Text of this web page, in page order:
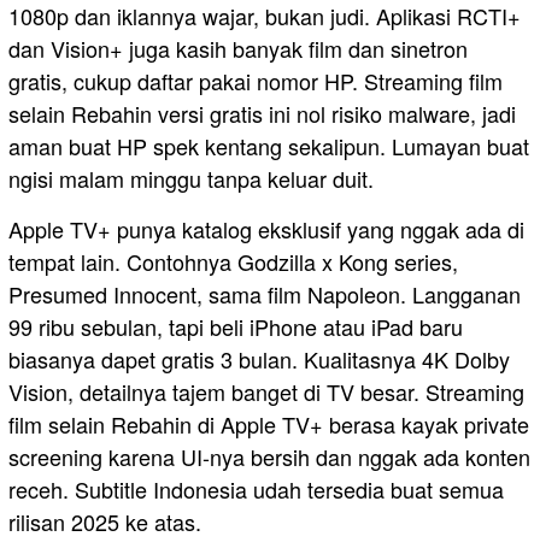
1080p dan iklannya wajar, bukan judi. Aplikasi RCTI+
dan Vision+ juga kasih banyak film dan sinetron
gratis, cukup daftar pakai nomor HP. Streaming film
selain Rebahin versi gratis ini nol risiko malware, jadi
aman buat HP spek kentang sekalipun. Lumayan buat
ngisi malam minggu tanpa keluar duit.
Apple TV+ punya katalog eksklusif yang nggak ada di
tempat lain. Contohnya Godzilla x Kong series,
Presumed Innocent, sama film Napoleon. Langganan
99 ribu sebulan, tapi beli iPhone atau iPad baru
biasanya dapet gratis 3 bulan. Kualitasnya 4K Dolby
Vision, detailnya tajem banget di TV besar. Streaming
film selain Rebahin di Apple TV+ berasa kayak private
screening karena UI-nya bersih dan nggak ada konten
receh. Subtitle Indonesia udah tersedia buat semua
rilisan 2025 ke atas.